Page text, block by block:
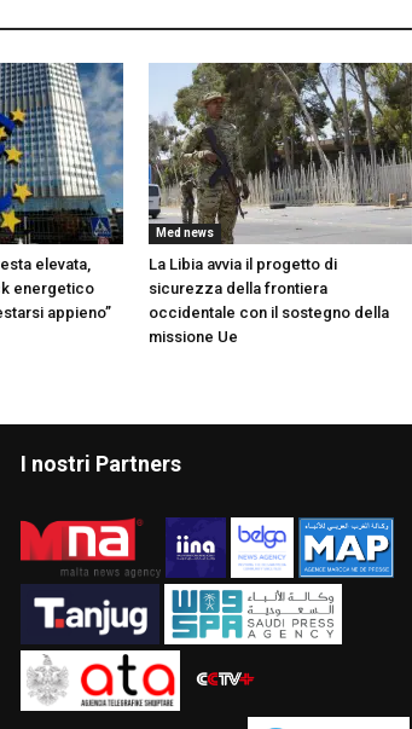
elevata,
energetico
appieno”
Med news
La Libia avvia il progetto di
sicurezza della frontiera
occidentale con il sostegno della
missione Ue
I nostri Partners